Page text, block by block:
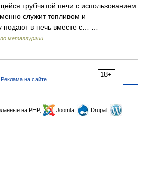
трубчатой печи с использованием
служит топливом и
подают в печь вместе с… …
металлургии
18+
Реклама на сайте
на PHP, Joomla,
Drupal,